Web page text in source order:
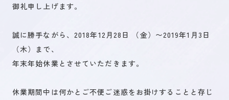
未来を創るひとづくり
御礼申し上げます。
誠に勝手ながら、2018年12月28日 （金）〜2019年1月3日
（木）まで、
年末年始休業とさせていただきます。
休業期間中は何かとご不便ご迷惑をお掛けすることと存じ